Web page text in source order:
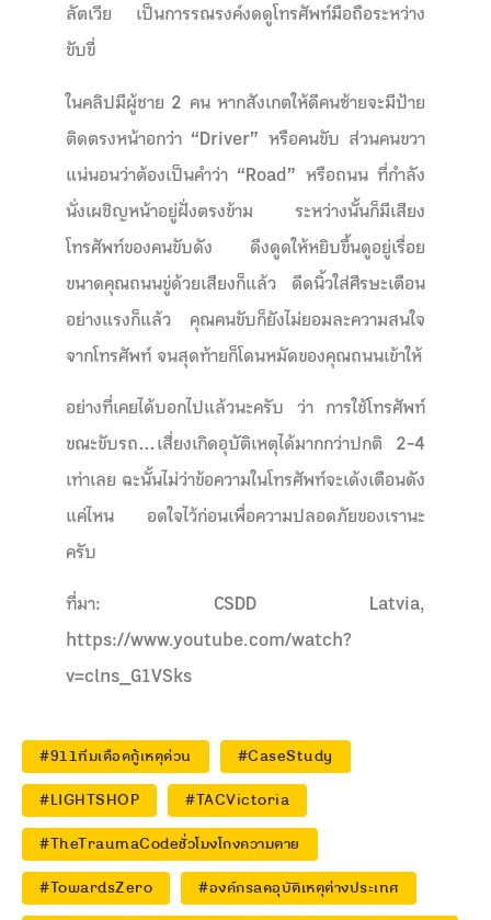
ลัตเวีย เป็นการรณรงค์งดดูโทรศัพท์มือถือระหว่าง
ขับขี่
ในคลิปมีผู้ชาย 2 คน หากสังเกตให้ดีคนซ้ายจะมีป้าย
ติดตรงหน้าอกว่า “Driver” หรือคนขับ ส่วนคนขวา
แน่นอนว่าต้องเป็นคำว่า “Road” หรือถนน ที่กำลัง
นั่งเผชิญหน้าอยู่ฝั่งตรงข้าม ระหว่างนั้นก็มีเสียง
โทรศัพท์ของคนขับดัง ดึงดูดให้หยิบขึ้นดูอยู่เรื่อย
ขนาดคุณถนนขู่ด้วยเสียงก็แล้ว ดีดนิ้วใส่ศีรษะเตือน
อย่างแรงก็แล้ว คุณคนขับก็ยังไม่ยอมละความสนใจ
จากโทรศัพท์ จนสุดท้ายก็โดนหมัดของคุณถนนเข้าให้
อย่างที่เคยได้บอกไปแล้วนะครับ ว่า การใช้โทรศัพท์
ขณะขับรถ…เสี่ยงเกิดอุบัติเหตุได้มากกว่าปกติ 2-4
เท่าเลย ฉะนั้นไม่ว่าข้อความในโทรศัพท์จะเด้งเตือนดัง
แค่ไหน อดใจไว้ก่อนเพื่อความปลอดภัยของเรานะ
ครับ
ที่มา: CSDD Latvia,
https://www.youtube.com/watch?
v=clns_G1VSks
#911ทีมเดือดกู้เหตุด่วน
#CaseStudy
#LIGHTSHOP
#TACVictoria
#TheTraumaCodeชั่วโมงโกงความตาย
#TowardsZero
#องค์กรลดอุบัติเหตุต่างประเทศ